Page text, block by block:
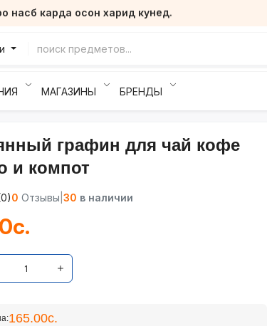
насб карда осон харид кунед.
МАГАЗИНЫ БРЕНДЫ
графин для чай кофе
и компот
0 Отзывы 30 в наличии
165.00с.